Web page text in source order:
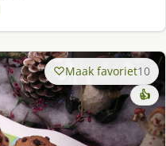
Maak favoriet10
👍